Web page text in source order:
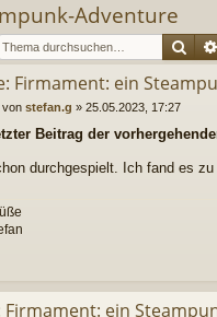
Adventure
Firmament: ein
B
g
von stefan.g » 25.05.2023, 17:27
Beitrag der
durchgespielt. Ich fand es
Firmament: ein